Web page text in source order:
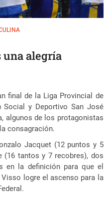
una alegría
final de la Liga Provincial de
Social y Deportivo San José
algunos de los protagonistas
consagración.
Jacquet (12 puntos y 5
(16 tantos y 7 recobres), dos
en la definición para que el
logre el ascenso para la